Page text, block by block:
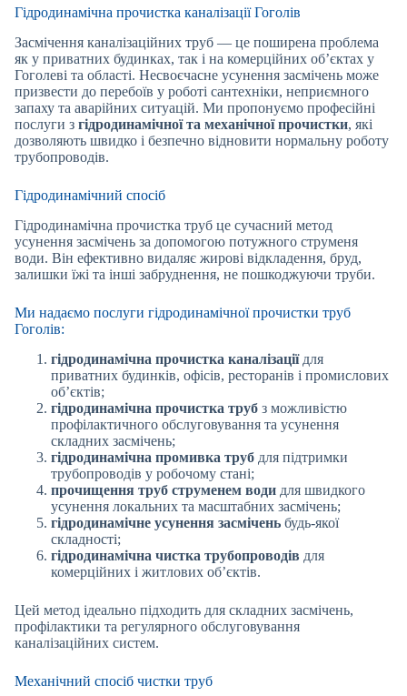
Гідродинамічна прочистка каналізації Гоголів
Засмічення каналізаційних труб — це поширена проблема
як у приватних будинках, так і на комерційних об’єктах у
Гоголеві та області. Несвоєчасне усунення засмічень може
призвести до перебоїв у роботі сантехніки, неприємного
запаху та аварійних ситуацій. Ми пропонуємо професійні
послуги з гідродинамічної та механічної прочистки, які
дозволяють швидко і безпечно відновити нормальну роботу
трубопроводів.
Гідродинамічний спосіб
Гідродинамічна прочистка труб це сучасний метод
усунення засмічень за допомогою потужного струменя
води. Він ефективно видаляє жирові відкладення, бруд,
залишки їжі та інші забруднення, не пошкоджуючи труби.
Ми надаємо послуги гідродинамічної прочистки труб
Гоголів:
гідродинамічна прочистка каналізаціїдля
приватних будинків, офісів, ресторанів і промислових
об’єктів;
гідродинамічна прочистка труб з можливістю
профілактичного обслуговування та усунення
складних засмічень;
гідродинамічна промивка труб для підтримки
трубопроводів у робочому стані;
прочищення труб струменем води для швидкого
усунення локальних та масштабних засмічень;
гідродинамічне усунення засмічень будь-якої
складності;
гідродинамічна чистка трубопроводів для
комерційних і житлових об’єктів.
Цей метод ідеально підходить для складних засмічень,
профілактики та регулярного обслуговування
каналізаційних систем.
Механічний спосіб чистки труб